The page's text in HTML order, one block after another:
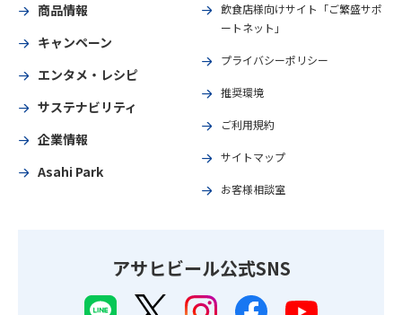
商品情報
キャンペーン
エンタメ・レシピ
サステナビリティ
企業情報
Asahi Park
飲食店様向けサイト「ご繁盛サポ
ートネット」
プライバシーポリシー
推奨環境
ご利用規約
サイトマップ
お客様相談室
アサヒビール公式SNS